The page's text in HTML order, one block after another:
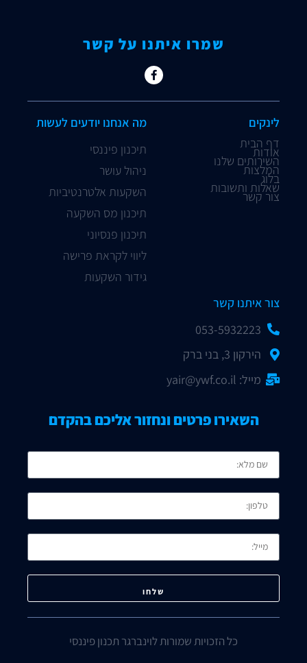
שמרו איתנו על קשר
לינקים
דף הבית
אודות
השירותים שלנו
המלצות
בלוג
שאלות ותשובות
צור קשר
מה אנחנו יודעים לעשות
תיכנון פיננסי
ניהול עושר
השקעות אלטרנטיביות
תיכנון מס השקעה
תיכנון פנסיוני
ליווי לקראת פרישה
גידור השקעות
צור איתנו קשר
053-5932223⁩
הירקון 3, בני ברק
מייל: yair@ywf.co.il
השאירו פרטים ונחזור אליכם בהקדם
שלחו
כל הזכויות שמורות לוינברגר תכנון פיננסי